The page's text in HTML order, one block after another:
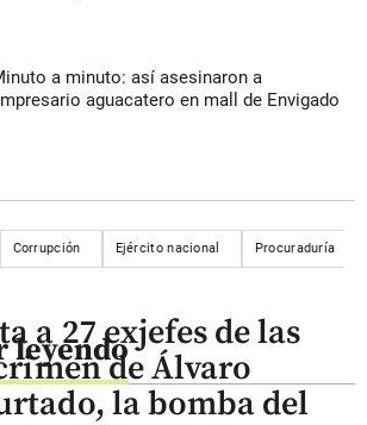
a minuto: así asesinaron a
aguacatero en mall de Envigado
Corrupción Ejército nacional Procuraduría
leyendo
a 27 exjefes de las
de Álvaro
la bomba del